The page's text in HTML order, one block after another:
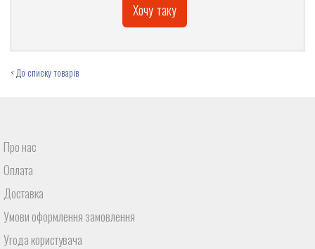
Хочу таку
< До списку товарів
Про нас
Оплата
Доставка
Умови оформлення замовлення
Угода користувача